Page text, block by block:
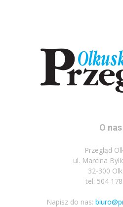
O nas
Przegląd
ul. Marcina
32-300
tel: 504
Napisz do nas: